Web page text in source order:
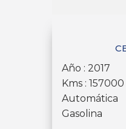
Año : 2017
Kms : 157000
Automática
Gasolina